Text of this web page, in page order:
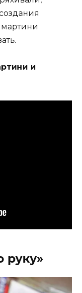
мартини
и
руку»